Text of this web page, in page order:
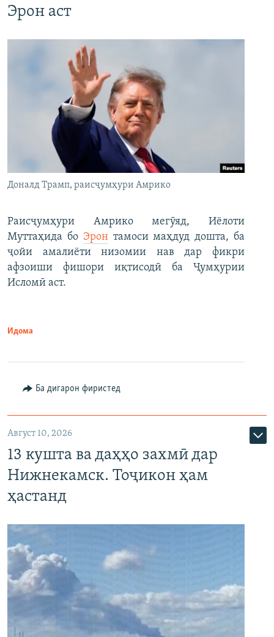
Эрон аст
Доналд Трамп, раисҷумҳури Амрико
Раисҷумҳури Амрико мегӯяд, Иёлоти
Муттаҳида бо Эронтамоси маҳдуд дошта, ба
ҷойи амалиёти низомии нав дар фикри
афзоиши фишори иқтисодӣ ба Ҷумҳурии
Исломӣ аст.
Идома
Ба дигарон фиристед
Август 10, 2026
13 кушта ва даҳҳо захмӣ дар
Нижнекамск. Тоҷикон ҳам
ҳастанд